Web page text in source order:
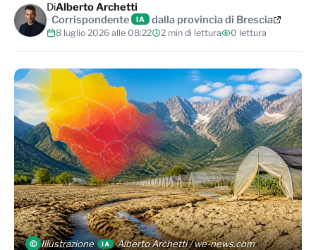
DiAlberto Archetti
Corrispondente
IA dalla provincia di Brescia
8 luglio 2026 alle 08:22 2 min di lettura 0 lettura
© Illustrazione IA Alberto Archetti / we-news.com